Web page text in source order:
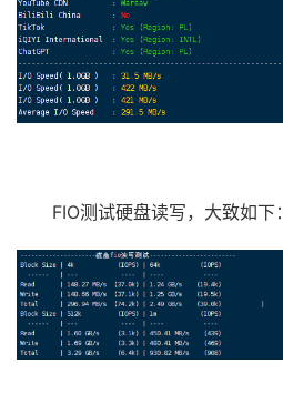
FIO测试硬盘读写，大致如下：